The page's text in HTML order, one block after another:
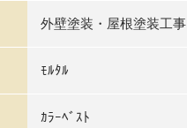
外壁塗装・屋根塗装工事
ﾓﾙﾀﾙ
ｶﾗｰﾍﾞｽﾄ